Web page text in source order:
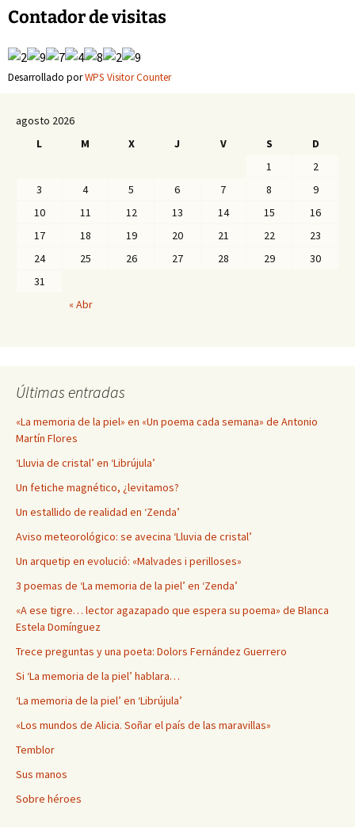
entradas
Contador de visitas
Desarrollado porWPS Visitor Counter
agosto 2026
L
M X J V S
D
1
2
3
4 5 6 7 8
9
10
11 12 13 14 15
16
17
18 19 20 21 22
23
24
25 26 27 28 29
30
31
« Abr
Últimas entradas
«La memoria de la piel» en «Un poema cada semana» de Antonio
Martín Flores
‘Lluvia de cristal’ en ‘Librújula’
Un fetiche magnético, ¿levitamos?
Un estallido de realidad en ‘Zenda’
Aviso meteorológico: se avecina ‘Lluvia de cristal’
Un arquetip en evolució: «Malvades i perilloses»
3 poemas de ‘La memoria de la piel’ en ‘Zenda’
«A ese tigre… lector agazapado que espera su poema» de Blanca
Estela Domínguez
Trece preguntas y una poeta: Dolors Fernández Guerrero
Si ‘La memoria de la piel’ hablara…
‘La memoria de la piel’ en ‘Librújula’
«Los mundos de Alicia. Soñar el país de las maravillas»
Temblor
Sus manos
Sobre héroes